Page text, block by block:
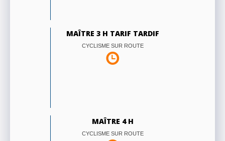
MAÎTRE 3 H TARIF TARDIF
CYCLISME SUR ROUTE
MAÎTRE 4 H
CYCLISME SUR ROUTE